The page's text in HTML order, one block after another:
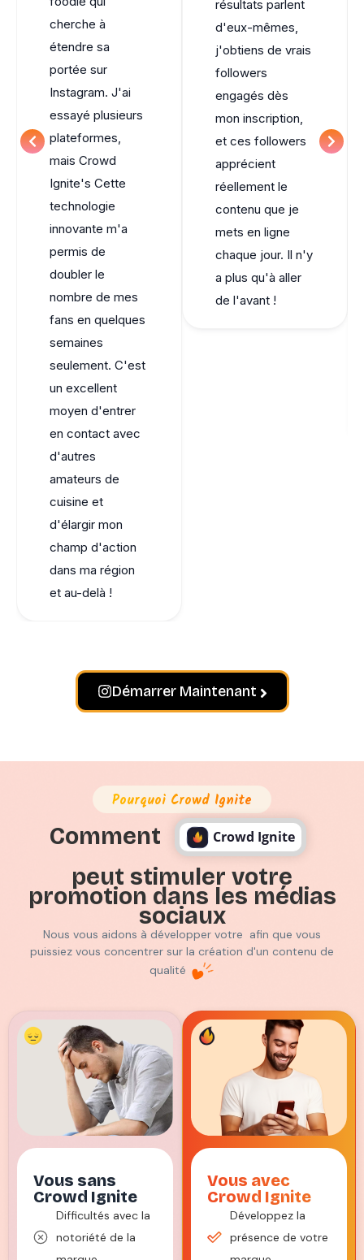
cherche à
étendre sa
portée sur
Instagram. J'ai
essayé plusieurs
plateformes,
mais Crowd
Ignite's Cette
technologie
innovante m'a
permis de
doubler le
nombre de mes
fans en quelques
semaines
seulement. C'est
un excellent
moyen d'entrer
en contact avec
d'autres
amateurs de
cuisine et
d'élargir mon
champ d'action
dans ma région
et au-delà !
résultats parlent
d'eux-mêmes,
j'obtiens de vrais
followers
engagés dès
mon inscription,
et ces followers
apprécient
réellement le
contenu que je
mets en ligne
chaque jour. Il n'y
a plus qu'à aller
de l'avant !
Démarrer Maintenant
Pourquoi Crowd Ignite
Comment Crowd Ignite
peut stimuler votre
promotion dans les médias
sociaux
Nous vous aidons à développer votre afin que vous
puissiez vous concentrer sur la création d'un contenu de
qualité
Vous sans
Crowd Ignite
Difficultés avec la
notoriété de la
Vous avec
Crowd Ignite
Développez la
présence de votre